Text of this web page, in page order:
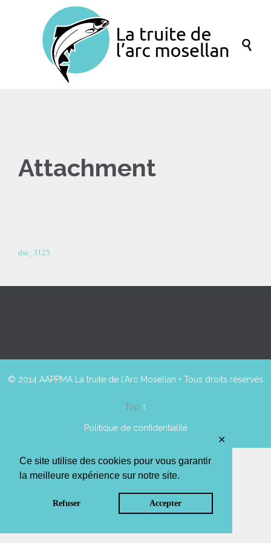
Ce site utilise des cookies pour vous garantir
la meilleure expérience sur notre site.
Refuser Accepter
✕

Attachment
dsc_3125
© 2014 AAPPMA La truite de l'Arc Mosellan • Tous droits réservés
Top ↑
Politique de confidentialité